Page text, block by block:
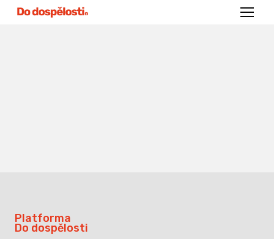
Menu
Platforma
Do dospělosti